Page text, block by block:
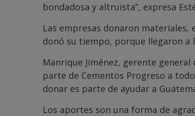
bondadosa y altruista”, expresa
Las empresas donaron
donó su tiempo, porque llegaron a
Manrique Jiménez, gerente
parte de Cementos Progreso a
donar es parte de ayudar a
Los aportes son una forma de